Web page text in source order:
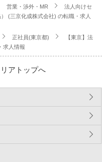
営業・渉外・MR
法人向けセ
(三京化成株式会社) の転職・求人
正社員(東京都)
【東京】法
求人情報
アトップへ